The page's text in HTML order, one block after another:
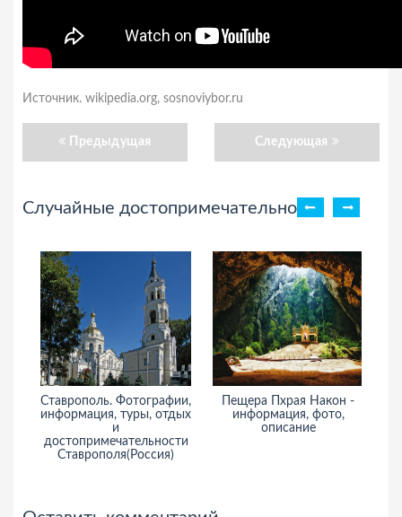
Источник. wikipedia.org, sosnoviybor.ru
Предыдущая Следующая
Случайные достопримечательности
Ставрополь. Фотографии,
информация, туры, отдых
достопримечательности
Ставрополя(Россия)
Пещера Пхрая Након -
информация, фото,
описание